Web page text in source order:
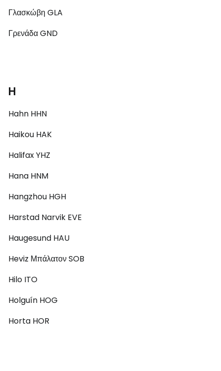
Γλασκώβη GLA
Γρενάδα GND
H
Hahn HHN
Haikou HAK
Halifax YHZ
Hana HNM
Hangzhou HGH
Harstad Narvik EVE
Haugesund HAU
Heviz Μπάλατον SOB
Hilo ITO
Holguín HOG
Horta HOR